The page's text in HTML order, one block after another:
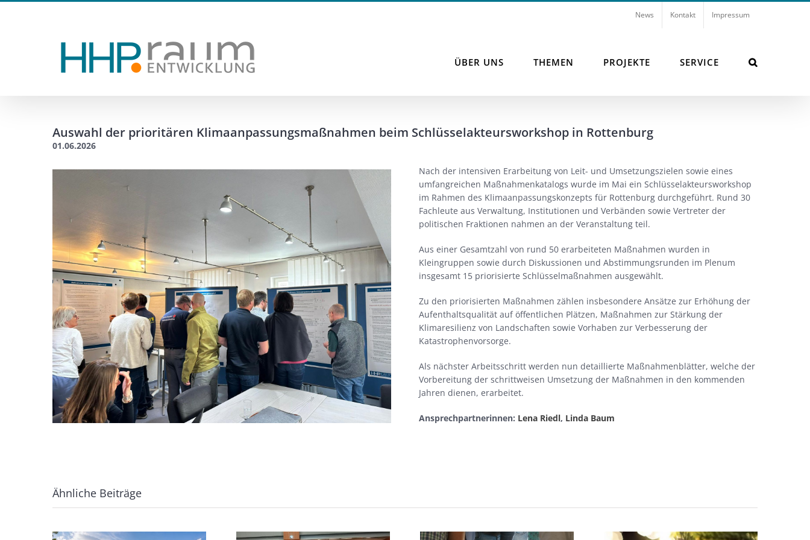
Zum
News Kontakt Impressum
ÜBER UNS THEMEN PROJEKTE SERVICE
Auswahl der prioritären Klimaanpassungsmaßnahmen beim Schlüsselakteursworkshop in Rottenburg
01.06.2026
Nach der intensiven Erarbeitung von Leit- und Umsetzungszielen sowie eines
umfangreichen Maßnahmenkatalogs wurde im Mai ein Schlüsselakteursworkshop
im Rahmen des Klimaanpassungskonzepts für Rottenburg durchgeführt. Rund 30
Fachleute aus Verwaltung, Institutionen und Verbänden sowie Vertreter der
politischen Fraktionen nahmen an der Veranstaltung teil.
Aus einer Gesamtzahl von rund 50 erarbeiteten Maßnahmen wurden in
Kleingruppen sowie durch Diskussionen und Abstimmungsrunden im Plenum
insgesamt 15 priorisierte Schlüsselmaßnahmen ausgewählt.
Zu den priorisierten Maßnahmen zählen insbesondere Ansätze zur Erhöhung der
Aufenthaltsqualität auf öffentlichen Plätzen, Maßnahmen zur Stärkung der
Klimaresilienz von Landschaften sowie Vorhaben zur Verbesserung der
Katastrophenvorsorge.
Als nächster Arbeitsschritt werden nun detaillierte Maßnahmenblätter, welche der
Vorbereitung der schrittweisen Umsetzung der Maßnahmen in den kommenden
Jahren dienen, erarbeitet.
Ansprechpartnerinnen: Lena Riedl, Linda Baum
Ähnliche Beiträge